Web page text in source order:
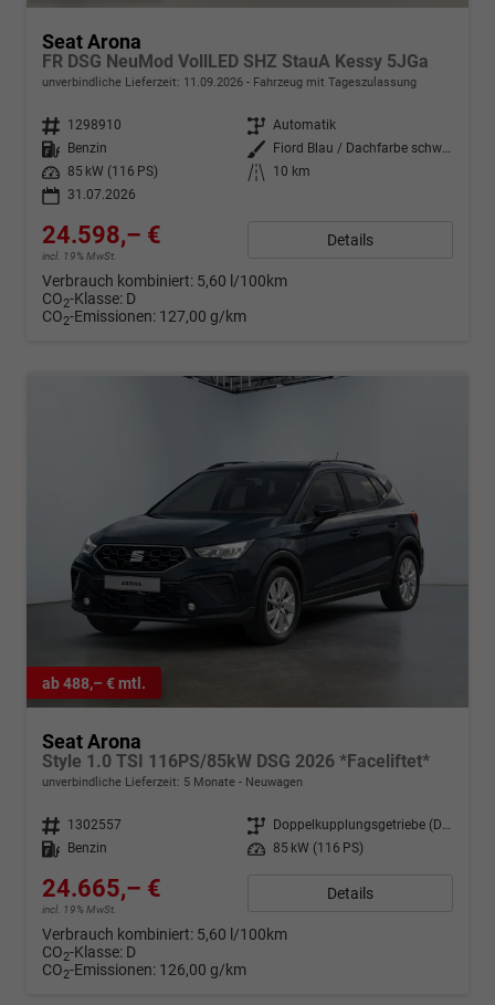
Seat Arona
FR DSG NeuMod VollLED SHZ StauA Kessy 5JGa
unverbindliche Lieferzeit: 11.09.2026 Fahrzeug mit Tageszulassung
Fahrzeugnr. 1298910 Getriebe Automatik
Kraftstoff
Benzin Außenfarbe
Fiord Blau / Dachfarbe schwarz
Leistung
85 kW (116 PS) Kilometerstand
10 km
31.07.2026
24.598,– €
incl. 19% MwSt.
Details
Verbrauch kombiniert: 5,60 l/100km
CO2-Klasse: D
CO2-Emissionen: 127,00 g/km
ab 488,– € mtl.
Seat Arona
Style 1.0 TSI 116PS/85kW DSG 2026 *Faceliftet*
unverbindliche Lieferzeit: 5 Monate Neuwagen
Fahrzeugnr. 1302557 Getriebe
Doppelkupplungsgetriebe (DSG)
Kraftstoff
Benzin Leistung 85 kW (116 PS)
24.665,– €
incl. 19% MwSt.
Details
Verbrauch kombiniert: 5,60 l/100km
CO2-Klasse: D
CO2-Emissionen: 126,00 g/km